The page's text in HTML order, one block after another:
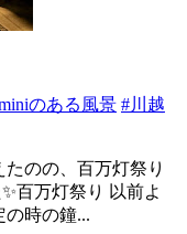
のある風景 #川越
のの、百万灯祭り
百万灯祭り 以前よ
の時の鐘...